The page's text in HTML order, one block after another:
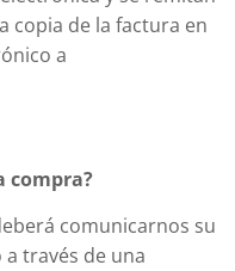
copia de la factura en
a
compra?
comunicarnos su
través de una